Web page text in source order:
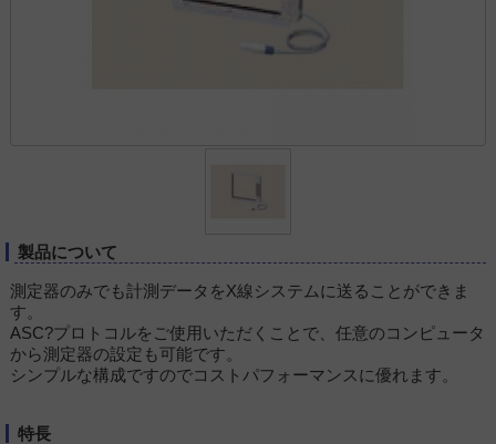
製品について
測定器のみでも計測データをX線システムに送ることができま
す。
ASC?プロトコルをご使用いただくことで、任意のコンピュータ
から測定器の設定も可能です。
シンプルな構成ですのでコストパフォーマンスに優れます。
特長